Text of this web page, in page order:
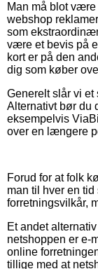
Man må blot
webshop
som
være et bevis på
kort er på den
dig som køber
Generelt slår vi
Alternativt bør du
eksempelvis
over en længere
Forud for at folk
man til hver en
forretningsvilkår,
Et andet
netshoppen er e-
online
tillige med at